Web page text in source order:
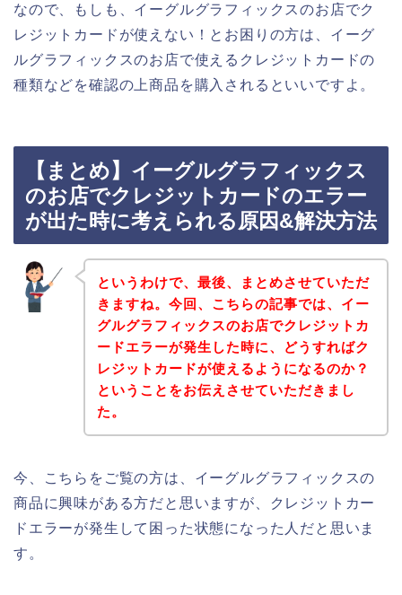
なので、もしも、イーグルグラフィックスのお店でク
レジットカードが使えない！とお困りの方は、イーグ
ルグラフィックスのお店で使えるクレジットカードの
種類などを確認の上商品を購入されるといいですよ。
【まとめ】イーグルグラフィックス
のお店でクレジットカードのエラー
が出た時に考えられる原因&解決方法
というわけで、最後、まとめさせていただ
きますね。今回、こちらの記事では、イー
グルグラフィックスのお店でクレジットカ
ードエラーが発生した時に、どうすればク
レジットカードが使えるようになるのか？
ということをお伝えさせていただきまし
た。
今、こちらをご覧の方は、イーグルグラフィックスの
商品に興味がある方だと思いますが、クレジットカー
ドエラーが発生して困った状態になった人だと思いま
す。